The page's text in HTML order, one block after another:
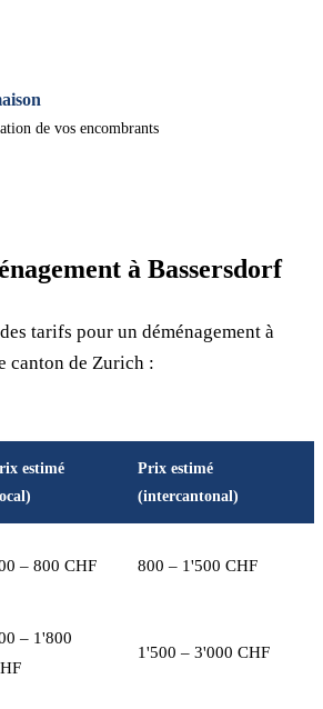
de vos encombrants
à Bassersdorf
tarifs pour un déménagement à
canton de Zurich :
estimé
Prix estimé
(intercantonal)
– 800 CHF 800 – 1'500 CHF
– 1'800
1'500 – 3'000 CHF